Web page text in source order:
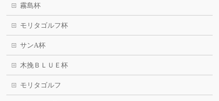
霧島杯
モリタゴルフ杯
サンA杯
木挽ＢＬＵＥ杯
モリタゴルフ